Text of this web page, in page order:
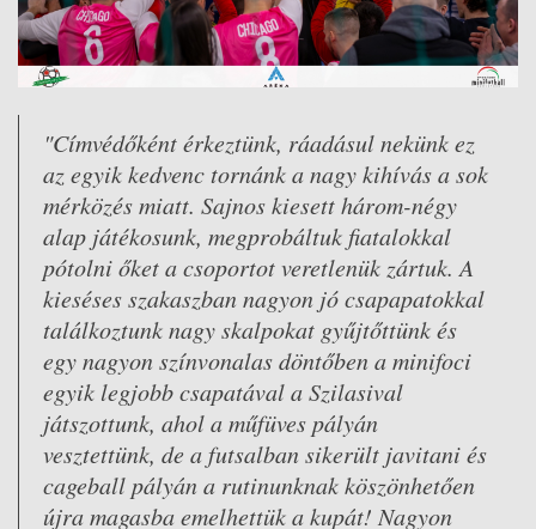
"Címvédőként érkeztünk, ráadásul nekünk ez
az egyik kedvenc tornánk a nagy kihívás a sok
mérközés miatt. Sajnos kiesett három-négy
alap játékosunk, megprobáltuk fiatalokkal
pótolni őket a csoportot veretlenük zártuk. A
kieséses szakaszban nagyon jó csapapatokkal
találkoztunk nagy skalpokat gyűjtőttünk és
egy nagyon színvonalas döntőben a minifoci
egyik legjobb csapatával a Szilasival
játszottunk, ahol a műfüves pályán
vesztettünk, de a futsalban sikerült javitani és
cageball pályán a rutinunknak köszönhetően
újra magasba emelhettük a kupát! Nagyon